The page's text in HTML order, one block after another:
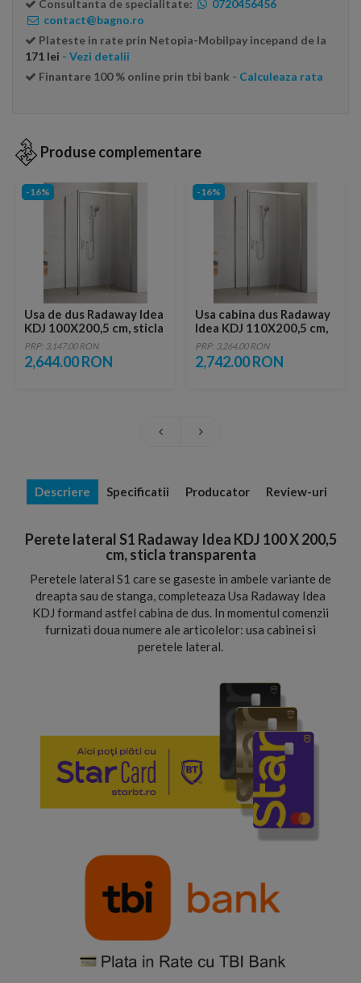
Consultanta de specialitate:
0720456456
contact@bagno.ro
Plateste in rate prin Netopia-Mobilpay incepand de la
171 lei - Vezi detalii
Finantare 100 % online prin tbi bank - Calculeaza rata
Produse complementare
-16%
Usa de dus Radaway Idea
KDJ 100X200,5 cm, sticla
transparenta
PRP: 3,147.00 RON
2,644.00 RON
-16%
Usa cabina dus Radaway
Idea KDJ 110X200,5 cm,
sticla transparenta
PRP: 3,264.00 RON
2,742.00 RON
Descriere Specificatii Producator Review-uri
Perete lateral S1 Radaway Idea KDJ 100 X 200,5
cm, sticla transparenta
Peretele lateral S1 care se gaseste in ambele variante de
dreapta sau de stanga, completeaza Usa Radaway Idea
KDJ formand astfel cabina de dus. In momentul comenzii
furnizati doua numere ale articolelor: usa cabinei si
peretele lateral.